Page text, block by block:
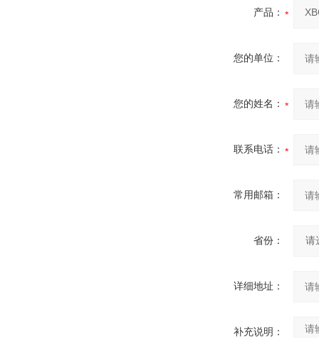
产品：
您的单位：
您的姓名：
联系电话：
常用邮箱：
省份：
详细地址：
补充说明：